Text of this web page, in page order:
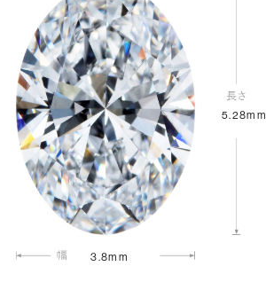
5.28mm
3.8mm